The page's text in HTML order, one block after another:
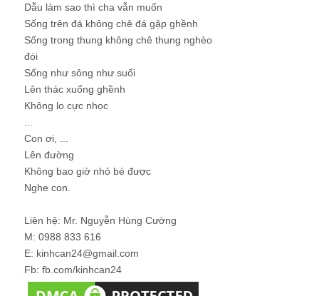
Dẫu làm sao thì cha vẫn muốn
Sống trên đá không chê đá gập ghềnh
Sống trong thung không chê thung nghèo
đói
Sống như sông như suối
Lên thác xuống ghềnh
Không lo cực nhọc
Con ơi, ...
Lên đường
Không bao giờ nhỏ bé được
Nghe con.
Liên hệ: Mr. Nguyễn Hùng Cường
M: 0988 833 616
E: kinhcan24@gmail.com
Fb: fb.com/kinhcan24